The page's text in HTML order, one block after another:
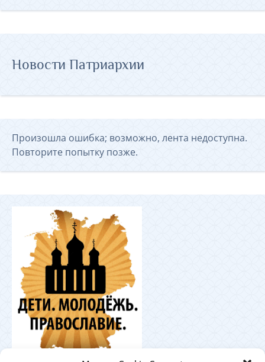
Новости Патриархии
Произошла ошибка; возможно, лента недоступна.
Повторите попытку позже.